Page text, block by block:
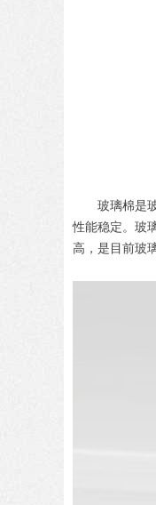
玻璃棉是
性能稳定。玻
高，是目前玻